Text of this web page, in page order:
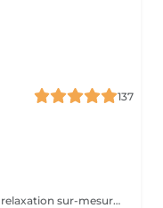
137
SIGNATURE RELAXANT Une profonde relaxation sur-mesure avec ce massage signature réalisé avec les iconiques essences d'estime, huiles végétales 100% biologiques. Pour être profondément détendu.e. Inspiré du modelage californien, le massage signature relaxant associe les mouvements lents, fluides, enveloppants, harmonieux, qui enveloppent le corps dans sa globalité.